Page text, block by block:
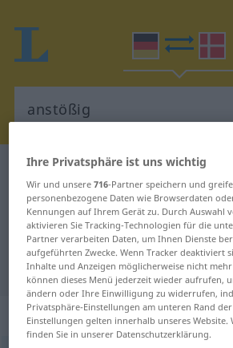
Deutsch-Dänisch Wörterbuch
Deutsch-Dänisch
"anstößig"
"anstößig" Dänisch
„anstößig“
Ihre Privatsphäre ist uns wichtig
Wir und unsere716-Partner speichern und
personenbezogene Daten wie Browserdaten
Kennungen auf Ihrem Gerät zu. Durch Auswahl
aktivieren Sie Tracking-Technologien für die
Partner verarbeiten Daten, um Ihnen Dienste
aufgeführten Zwecke. Wenn Tracker deaktiviert
Inhalte und Anzeigen möglicherweise nicht
können dieses Menü jederzeit wieder aufrufen,
ändern oder Ihre Einwilligung zu widerrufen,
Privatsphäre-Einstellungen am unteren Rand
Einstellungen gelten innerhalb unseres
finden Sie in unserer Datenschutzerklärung.